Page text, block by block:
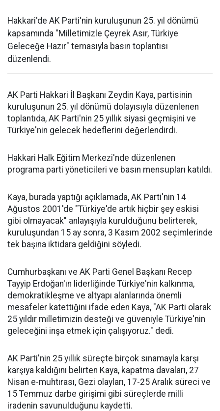
Hakkari'de AK Parti'nin kuruluşunun 25. yıl dönümü
kapsamında "Milletimizle Çeyrek Asır, Türkiye
Geleceğe Hazır" temasıyla basın toplantısı
düzenlendi.
AK Parti Hakkari İl Başkanı Zeydin Kaya, partisinin
kuruluşunun 25. yıl dönümü dolayısıyla düzenlenen
toplantıda, AK Parti'nin 25 yıllık siyasi geçmişini ve
Türkiye'nin gelecek hedeflerini değerlendirdi.
Hakkari Halk Eğitim Merkezi'nde düzenlenen
programa parti yöneticileri ve basın mensupları katıldı.
Kaya, burada yaptığı açıklamada, AK Parti'nin 14
Ağustos 2001'de "Türkiye'de artık hiçbir şey eskisi
gibi olmayacak" anlayışıyla kurulduğunu belirterek,
kuruluşundan 15 ay sonra, 3 Kasım 2002 seçimlerinde
tek başına iktidara geldiğini söyledi.
Cumhurbaşkanı ve AK Parti Genel Başkanı Recep
Tayyip Erdoğan'ın liderliğinde Türkiye'nin kalkınma,
demokratikleşme ve altyapı alanlarında önemli
mesafeler katettiğini ifade eden Kaya, "AK Parti olarak
25 yıldır milletimizin desteği ve güveniyle Türkiye'nin
geleceğini inşa etmek için çalışıyoruz." dedi.
AK Parti'nin 25 yıllık süreçte birçok sınamayla karşı
karşıya kaldığını belirten Kaya, kapatma davaları, 27
Nisan e-muhtırası, Gezi olayları, 17-25 Aralık süreci ve
15 Temmuz darbe girişimi gibi süreçlerde milli
iradenin savunulduğunu kaydetti.